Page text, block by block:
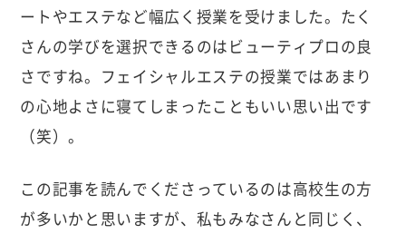
ートやエステなど幅広く授業を受けました。たく
さんの学びを選択できるのはビューティプロの良
さですね。フェイシャルエステの授業ではあまり
の心地よさに寝てしまったこともいい思い出です
（笑）。
この記事を読んでくださっているのは高校生の方
が多いかと思いますが、私もみなさんと同じく、